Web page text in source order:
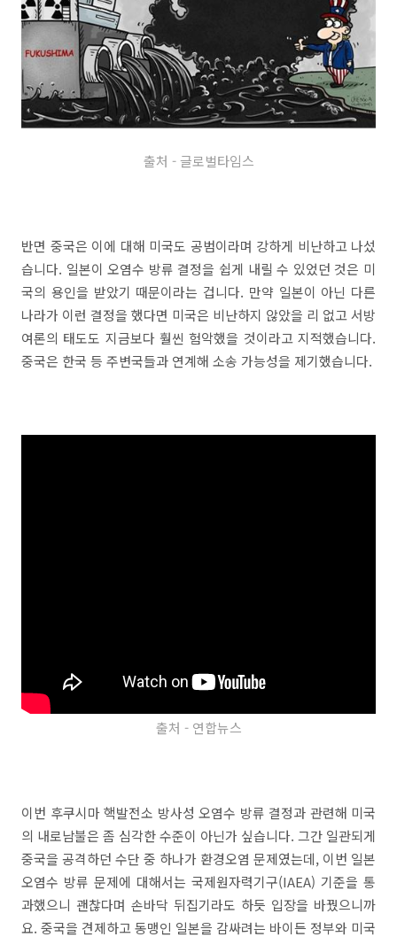
출처 - 글로벌타임스
반면 중국은 이에 대해 미국도 공범이라며 강하게 비난하고 나섰
습니다. 일본이 오염수 방류 결정을 쉽게 내릴 수 있었던 것은 미
국의 용인을 받았기 때문이라는 겁니다. 만약 일본이 아닌 다른
나라가 이런 결정을 했다면 미국은 비난하지 않았을 리 없고 서방
여론의 태도도 지금보다 훨씬 험악했을 것이라고 지적했습니다.
중국은 한국 등 주변국들과 연계해 소송 가능성을 제기했습니다.
출처 - 연합뉴스
이번 후쿠시마 핵발전소 방사성 오염수 방류 결정과 관련해 미국
의 내로남불은 좀 심각한 수준이 아닌가 싶습니다. 그간 일관되게
중국을 공격하던 수단 중 하나가 환경오염 문제였는데, 이번 일본
오염수 방류 문제에 대해서는 국제원자력기구(IAEA) 기준을 통
과했으니 괜찮다며 손바닥 뒤집기라도 하듯 입장을 바꿨으니까
요. 중국을 견제하고 동맹인 일본을 감싸려는 바이든 정부와 미국